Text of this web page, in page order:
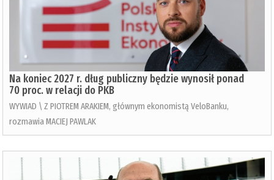
Na koniec 2027 r. dług publiczny będzie wynosił ponad
70 proc. w relacji do PKB
WYWIAD \ Z PIOTREM ARAKIEM, głównym ekonomistą VeloBanku,
rozmawia MACIEJ PAWLAK